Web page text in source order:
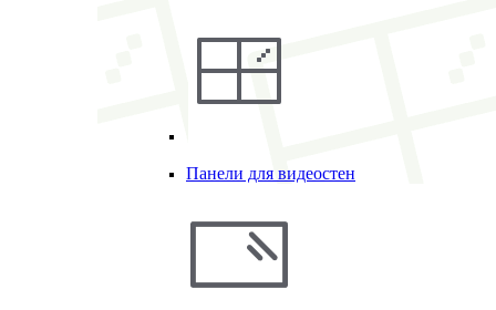
Панели для видеостен